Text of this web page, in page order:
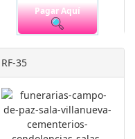
Pagar Aquí
RF-35